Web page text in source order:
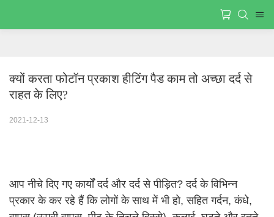
क्यों करता फोटॉन प्रकाश हीटिंग पैड काम तो अच्छा दर्द से
राहत के लिए?
2021-12-13
आप नीचे दिए गए कार्यों दर्द और दर्द से पीड़ित? दर्द के विभिन्न
प्रकार के कर रहे हैं कि लोगों के साथ में भी हो, सहित गर्दन, कंधे,